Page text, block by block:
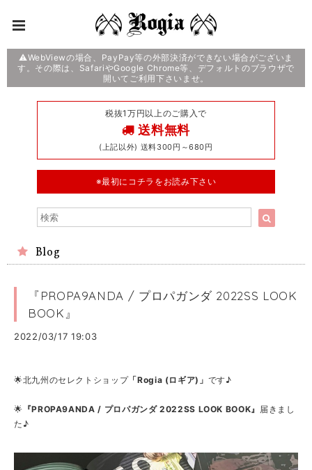
⚠️WebViewの場合、PayPay等の外部決済ができない場合がございま
す。その際は、SafariやGoogle Chrome等、デフォルトのブラウザで
開いてご利用下さいませ。
税抜1万円以上のご購入で
送料無料
(上記以外) 送料300円～680円
※最初にコチラをお読み下さい
Blog
『PROPA9ANDA / プロパガンダ 2022SS LOOK
BOOK』
2022/03/17 19:03
🌟北九州のセレクトショップ「Rogia (ロギア)」 です♪
🌟 『PROPA9ANDA / プロパガンダ 2022SS LOOK BOOK』 届きまし
た♪